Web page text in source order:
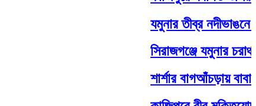
যমুনার তীব্র নদীভাঙনে
সিরাজগঞ্জে যমুনার
শার্শার বাগআঁচড়ায়